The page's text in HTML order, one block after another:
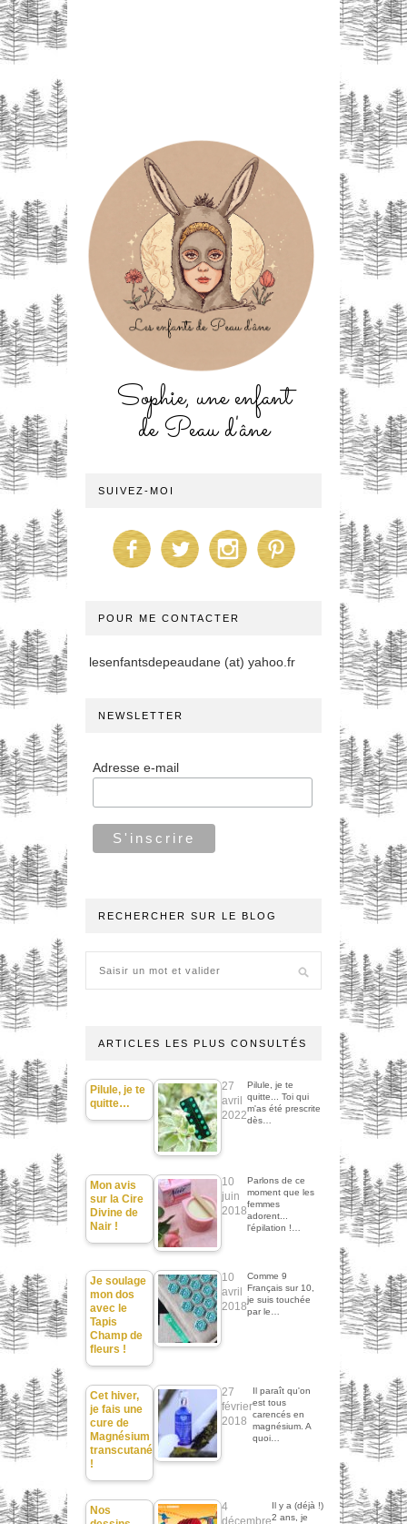
Sophie, une enfant
de Peau d'âne
SUIVEZ-MOI
POUR ME CONTACTER
lesenfantsdepeaudane (at) yahoo.fr
NEWSLETTER
Adresse e-mail
RECHERCHER SUR LE BLOG
ARTICLES LES PLUS CONSULTÉS
Pilule, je te
quitte…
27
avril
2022
Pilule, je te
quitte... Toi qui
m'as été prescrite
dès…
Mon avis
sur la Cire
Divine de
Nair !
10
juin
2018
Parlons de ce
moment que les
femmes
adorent...
l'épilation !…
Je soulage
mon dos
avec le
Tapis
Champ de
fleurs !
10
avril
2018
Comme 9
Français sur 10,
je suis touchée
par le…
Cet hiver,
je fais une
cure de
Magnésium
transcutané
!
27
février
2018
Il paraît qu'on
est tous
carencés en
magnésium. A
quoi…
Nos
4
décembre
Il y a (déjà !)
2 ans, je